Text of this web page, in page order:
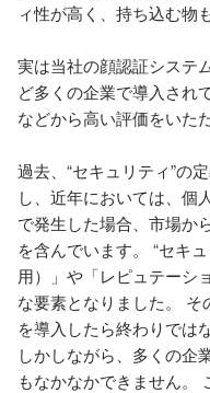
ィ性が高く、持ち込む物
実は当社の顔認証システ
ど多くの企業で導入され
などから高い評価をいた
過去、“セキュリティ”の
し、近年においては、個
で発生した場合、市場か
を含んでいます。 “セキ
用）」や「レピュテーシ
な要素となりました。
を導入したら終わりでは
しかしながら、多くの企
もなかなかできません。